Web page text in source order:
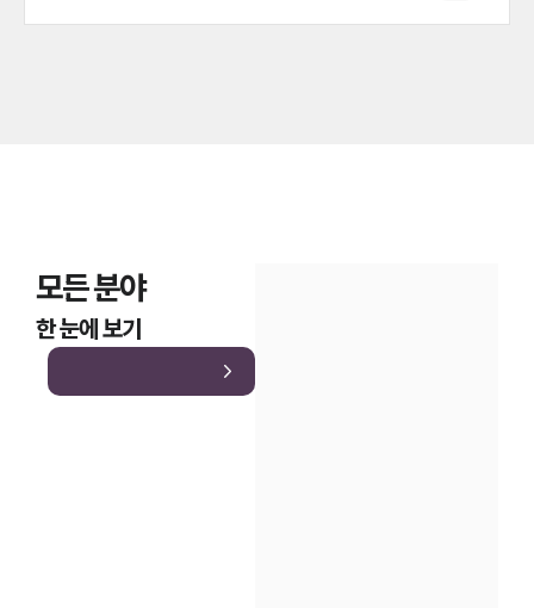
모든 분야
한 눈에 보기